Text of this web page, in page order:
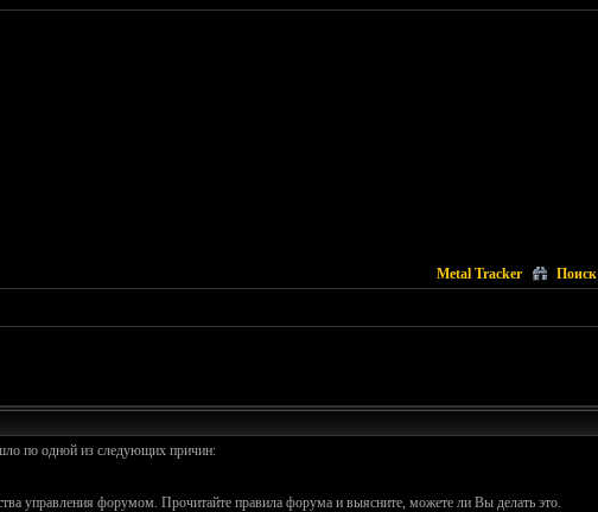
Metal Tracker Поиск
по одной из следующих причин:
управления форумом. Прочитайте правила форума и выясните, можете ли Вы делать это.